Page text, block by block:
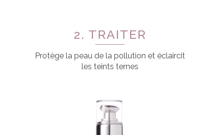
2. TRAITER
Protège la peau de la pollution et éclaircit
les teints ternes